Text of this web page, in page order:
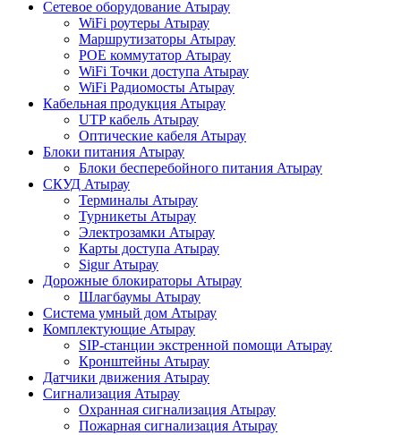
Сетевое оборудование Атырау
WiFi роутеры Атырау
Маршрутизаторы Атырау
POE коммутатор Атырау
WiFi Точки доступа Атырау
WiFi Радиомосты Атырау
Кабельная продукция Атырау
UTP кабель Атырау
Оптические кабеля Атырау
Блоки питания Атырау
Блоки бесперебойного питания Атырау
СКУД Атырау
Терминалы Атырау
Турникеты Атырау
Электрозамки Атырау
Карты доступа Атырау
Sigur Атырау
Дорожные блокираторы Атырау
Шлагбаумы Атырау
Система умный дом Атырау
Комплектующие Атырау
SIP-станции экстренной помощи Атырау
Кронштейны Атырау
Датчики движения Атырау
Сигнализация Атырау
Охранная сигнализация Атырау
Пожарная сигнализация Атырау